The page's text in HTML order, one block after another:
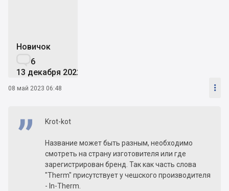
Новичок
6
13 декабря 2022
08 май 2023 06:48 
Krot-kot
Название может быть разным, необходимо
смотреть на страну изготовителя или где
зарегистрирован бренд. Так как часть слова
"Therm" присутствует у чешского производителя
- In-Therm.